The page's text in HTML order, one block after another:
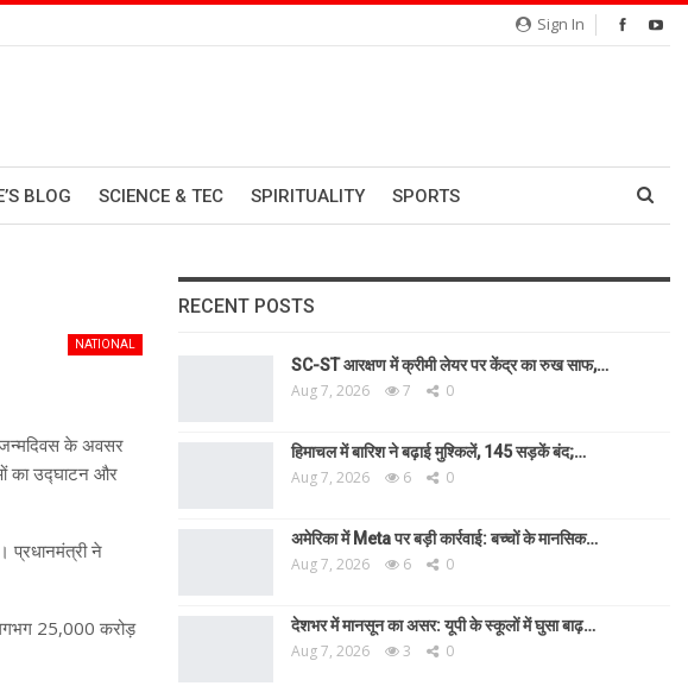
Sign In
BLOG SCIENCE & TEC SPIRITUALITY SPORTS
NATIONAL
जन्मदिवस के अवसर
का उद्घाटन और
प्रधानमंत्री ने
25,000 करोड़
RECENT POSTS
SC-ST आरक्षण में क्रीमी लेयर पर केंद्र का रुख साफ,…
Aug 7, 2026 7 0
हिमाचल में बारिश ने बढ़ाई मुश्किलें, 145 सड़कें बंद;…
Aug 7, 2026 6 0
अमेरिका में Meta पर बड़ी कार्रवाई: बच्चों के मानसिक…
Aug 7, 2026 6 0
देशभर में मानसून का असर: यूपी के स्कूलों में घुसा बाढ़…
Aug 7, 2026 3 0